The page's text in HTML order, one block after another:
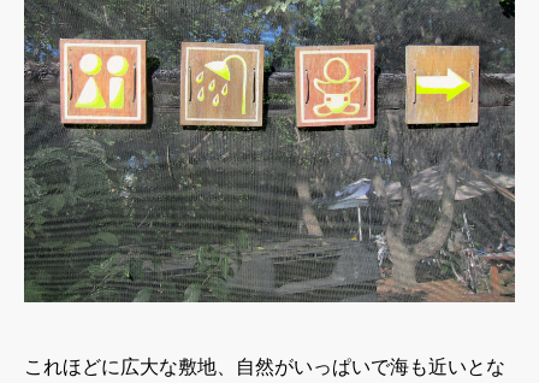
これほどに広大な敷地、自然がいっぱいで海も近いとな